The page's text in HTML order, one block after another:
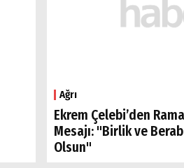
Ağrı
Ekrem Çelebi’den
Mesajı: "Birlik ve
Olsun"